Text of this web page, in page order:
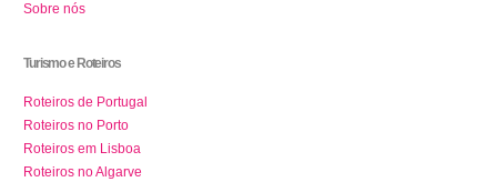
Sobre nós
Turismo e Roteiros
Roteiros de Portugal
Roteiros no Porto
Roteiros em Lisboa
Roteiros no Algarve